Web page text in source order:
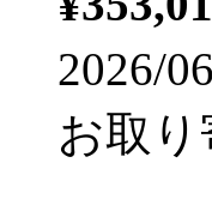
2026/
お取り